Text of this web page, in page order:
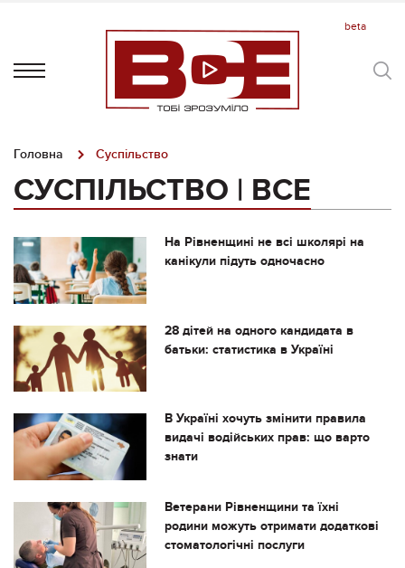
Головна Суспільство
СУСПІЛЬСТВО | ВСЕ
На Рівненщині не всі школярі на
канікули підуть одночасно
28 дітей на одного кандидата в
батьки: статистика в Україні
В Україні хочуть змінити правила
видачі водійських прав: що варто
знати
Ветерани Рівненщини та їхні
родини можуть отримати додаткові
стоматологічні послуги